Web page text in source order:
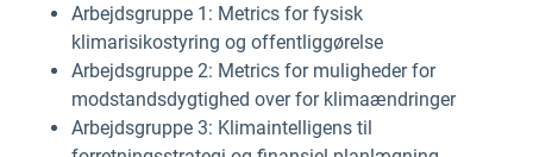
Arbejdsgruppe 1: Metrics for fysisk
klimarisikostyring og offentliggørelse
Arbejdsgruppe 2: Metrics for muligheder for
modstandsdygtighed over for klimaændringer
Arbejdsgruppe 3: Klimaintelligens til